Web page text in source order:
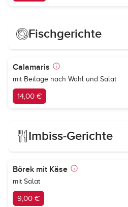
Fischgerichte
Calamaris
mit Beilage nach Wahl und Salat
14,00 €
Imbiss-Gerichte
Börek mit Käse
mit Salat
9,00 €